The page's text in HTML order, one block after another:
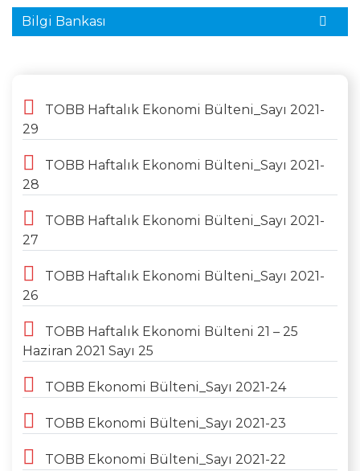
Bilgi Bankası
TOBB Haftalık Ekonomi Bülteni_Sayı 2021-
29
TOBB Haftalık Ekonomi Bülteni_Sayı 2021-
28
TOBB Haftalık Ekonomi Bülteni_Sayı 2021-
27
TOBB Haftalık Ekonomi Bülteni_Sayı 2021-
26
TOBB Haftalık Ekonomi Bülteni 21 – 25
Haziran 2021 Sayı 25
TOBB Ekonomi Bülteni_Sayı 2021-24
TOBB Ekonomi Bülteni_Sayı 2021-23
TOBB Ekonomi Bülteni_Sayı 2021-22